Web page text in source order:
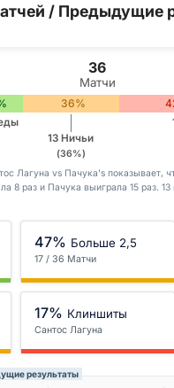
/ Предыдущие
36
Матчи
36%
13 Ничьи
(36%)
Лагуна vs Пачука's показывает,
8 раз и Пачука выиграла 15 раз.
47% Больше 2,5
17 / 36 Матчи
17% Клиншиты
Сантос Лагуна
результаты